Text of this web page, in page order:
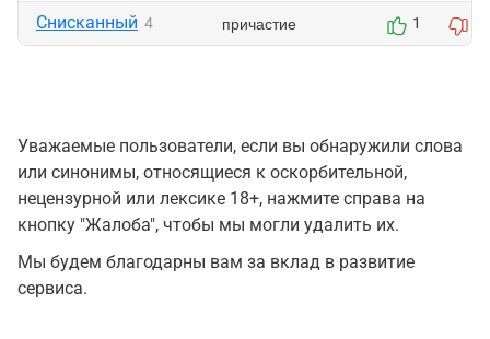
Снисканный 4 причастие 1
Уважаемые пользователи, если вы обнаружили слова
или синонимы, относящиеся к оскорбительной,
нецензурной или лексике 18+, нажмите справа на
кнопку "Жалоба", чтобы мы могли удалить их.
Мы будем благодарны вам за вклад в развитие
сервиса.